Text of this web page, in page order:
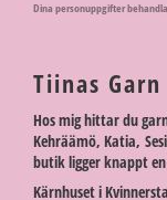
Dina personuppgifter
Tiinas Garn
Hos mig hittar du
Kehräämö, Katia,
butik ligger knappt
Kärnhuset i